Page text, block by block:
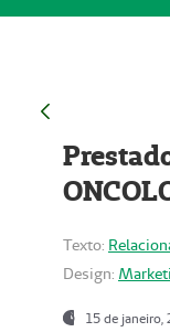
Texto:
Design:
15 de janeiro,